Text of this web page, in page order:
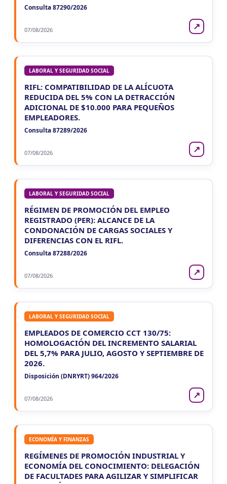
Consulta 87290/2026
07/08/2026 ↗
LABORAL Y SEGURIDAD SOCIAL
RIFL: COMPATIBILIDAD DE LA ALÍCUOTA
REDUCIDA DEL 5% CON LA DETRACCIÓN
ADICIONAL DE $10.000 PARA PEQUEÑOS
EMPLEADORES.
Consulta 87289/2026
07/08/2026 ↗
LABORAL Y SEGURIDAD SOCIAL
RÉGIMEN DE PROMOCIÓN DEL EMPLEO
REGISTRADO (PER): ALCANCE DE LA
CONDONACIÓN DE CARGAS SOCIALES Y
DIFERENCIAS CON EL RIFL.
Consulta 87288/2026
07/08/2026 ↗
LABORAL Y SEGURIDAD SOCIAL
EMPLEADOS DE COMERCIO CCT 130/75:
HOMOLOGACIÓN DEL INCREMENTO SALARIAL
DEL 5,7% PARA JULIO, AGOSTO Y SEPTIEMBRE DE
2026.
Disposición (DNRYRT) 964/2026
07/08/2026 ↗
ECONOMÍA Y FINANZAS
REGÍMENES DE PROMOCIÓN INDUSTRIAL Y
ECONOMÍA DEL CONOCIMIENTO: DELEGACIÓN
DE FACULTADES PARA AGILIZAR Y SIMPLIFICAR